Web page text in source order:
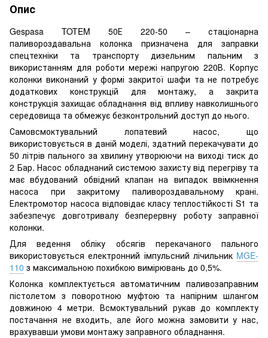
Опис
Gespasa TOTEM 50Е 220-50 – стаціонарна
паливороздавальна колонка призначена для заправки
спецтехніки та транспорту дизельним пальним з
використанням для роботи мережі напругою 220В. Корпус
колонки виконаний у формі закритої шафи та не потребує
додаткових конструкцій для монтажу, а закрита
конструкція захищає обладнання від впливу навколишнього
середовища та обмежує безконтрольний доступ до нього.
Самовсмоктувальний лопатевий насос, що
використовується в даній моделі, здатний перекачувати до
50 літрів пального за хвилину утворюючи на виході тиск до
2 Бар. Насос обладнаний системою захисту від перегріву та
має вбудований обвідний клапан на випадок ввімкнення
насоса при закритому паливороздавальному крані.
Електромотор насоса відповідає класу теплостійкості S1 та
забезпечує довготривалу безперервну роботу заправної
колонки.
Для ведення обліку обсягів перекачаного пального
використовується електронний імпульсний лічильник MGE-
110 з максимальною похибкою вимірювань до 0,5%.
Колонка комплектується автоматичним паливозаправним
пістолетом з поворотною муфтою та напірним шлангом
довжиною 4 метри. Всмоктувальний рукав до комплекту
постачання не входить, але його можна замовити у нас,
врахувавши умови монтажу заправного обладнання.